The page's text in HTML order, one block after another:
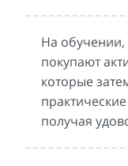
На обучении,
покупают
которые
получая